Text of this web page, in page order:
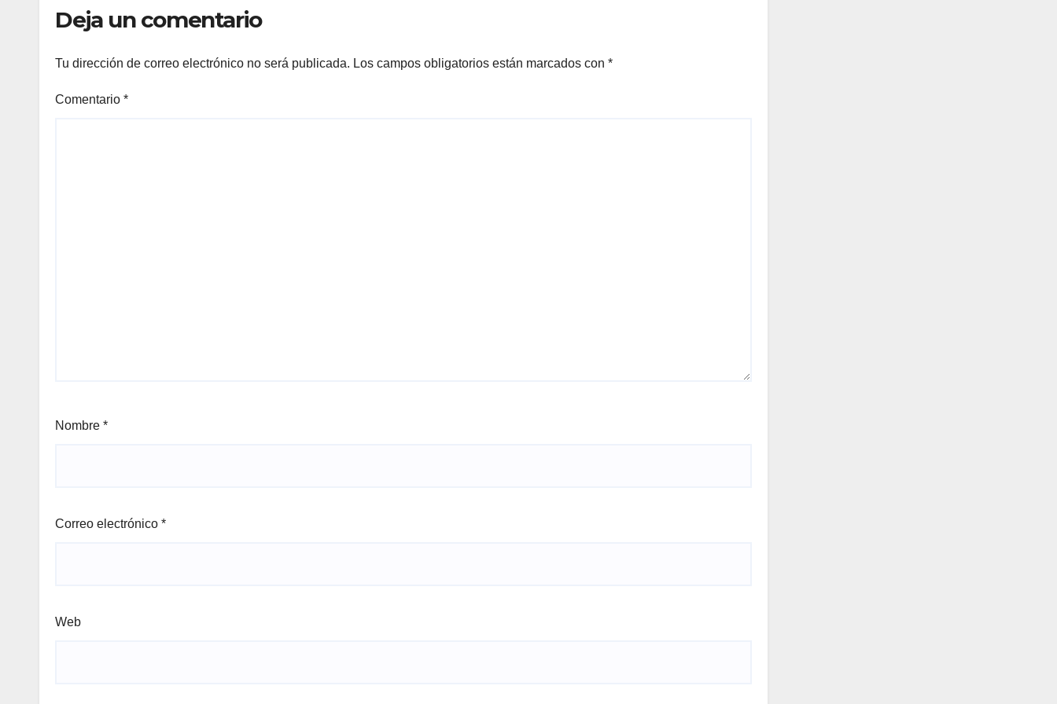
Deja un comentario
Tu dirección de correo electrónico no será publicada. Los campos obligatorios están marcados con *
Comentario *
Nombre *
Correo electrónico *
Web